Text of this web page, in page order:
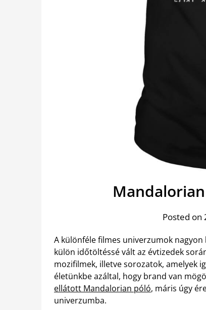
Posted on
A különféle filmes univerzumok
külön időtöltéssé vált az évtizedek
mozifilmek, illetve sorozatok, amelyek
életünkbe azáltal, hogy brand van
ellátott Mandalorian póló, máris úgy
univerzumba.